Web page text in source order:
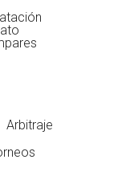
Arbitraje